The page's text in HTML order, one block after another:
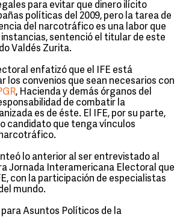
para evitar que dinero ilícito
políticas del 2009, pero la tarea de
del narcotráfico es una labor que
sentenció el titular de este
Valdés Zurita.
enfatizó que el IFE está
los convenios que sean necesarios con
, Hacienda y demás órganos del
de combatir la
es de éste. El IFE, por su parte,
candidato que tenga vínculos
lo anterior al ser entrevistado al
Jornada Interamericana Electoral que
con la participación de especialistas
mundo.
Asuntos Políticos de la